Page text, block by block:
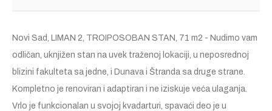
Novi Sad, LIMAN 2, TROIPOSOBAN STAN, 71 m2 - Nudimo vam
odličan, uknjižen stan na uvek traženoj lokaciji, u neposrednoj
blizini fakulteta sa jedne, i Dunava i Štranda sa druge strane.
Kompletno je renoviran i adaptiran i ne iziskuje veća ulaganja.
Vrlo je funkcionalan u svojoj kvadarturi, spavaći deo je u